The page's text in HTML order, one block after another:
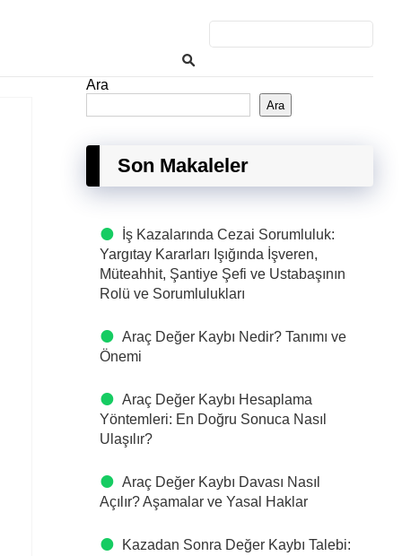
Ara
Ara
Son Makaleler
İş Kazalarında Cezai Sorumluluk:
Yargıtay Kararları Işığında İşveren,
Müteahhit, Şantiye Şefi ve Ustabaşının
Rolü ve Sorumlulukları
Araç Değer Kaybı Nedir? Tanımı ve
Önemi
Araç Değer Kaybı Hesaplama
Yöntemleri: En Doğru Sonuca Nasıl
Ulaşılır?
Araç Değer Kaybı Davası Nasıl
Açılır? Aşamalar ve Yasal Haklar
Kazadan Sonra Değer Kaybı Talebi: